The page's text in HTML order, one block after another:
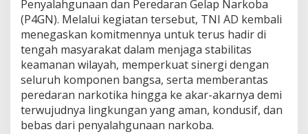
Penyalahgunaan dan Peredaran Gelap Narkoba
(P4GN). Melalui kegiatan tersebut, TNI AD kembali
menegaskan komitmennya untuk terus hadir di
tengah masyarakat dalam menjaga stabilitas
keamanan wilayah, memperkuat sinergi dengan
seluruh komponen bangsa, serta memberantas
peredaran narkotika hingga ke akar-akarnya demi
terwujudnya lingkungan yang aman, kondusif, dan
bebas dari penyalahgunaan narkoba.